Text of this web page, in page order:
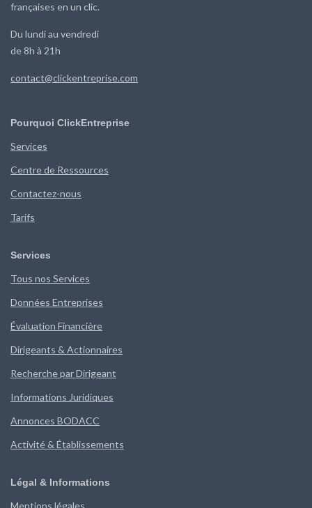
françaises en un clic.
Du lundi au vendredi
de 8h à 21h
contact@clickentreprise.com
Pourquoi ClickEntreprise
Services
Centre de Ressources
Contactez-nous
Tarifs
Services
Tous nos Services
Données Entreprises
Évaluation Financière
Dirigeants & Actionnaires
Recherche par Dirigeant
Informations Juridiques
Annonces BODACC
Activité & Établissements
Légal & Informations
Mentions légales